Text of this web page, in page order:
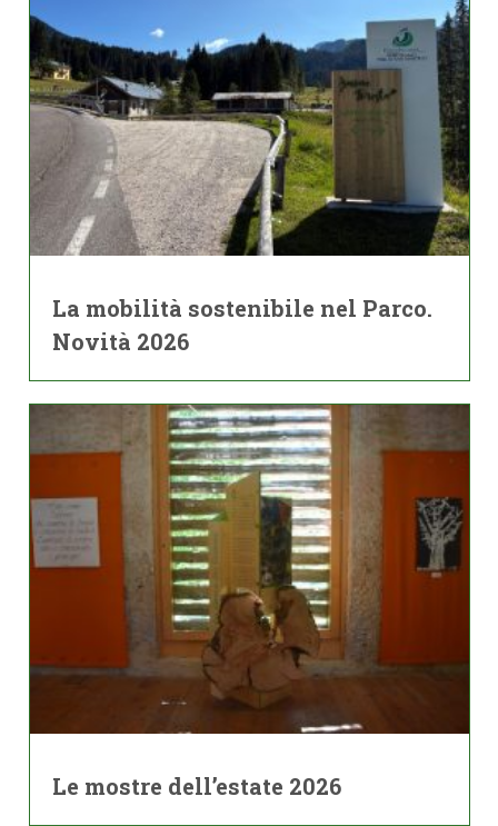
La mobilità sostenibile nel Parco.
Novità 2026
Le mostre dell’estate 2026